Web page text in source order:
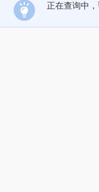
正在查询中